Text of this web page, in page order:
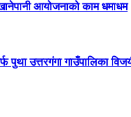
खानेपानी आयोजनाको काम धमाधम
पुथा उत्तरगंगा गाउँपालिका